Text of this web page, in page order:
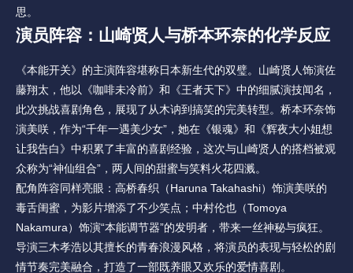
思。
演员阵容：山崎贤人与桥本环奈的化学反应
《本能开关》的主演阵容堪称日本新生代的双璧。山崎贤人饰演佐
藤翔太，他以《咖啡未冷前》和《王者天下》中的细腻演技闻名，
此次挑战喜剧角色，展现了从木讷到搞笑的完美转型。桥本环奈饰
演美咲，作为“千年一遇美少女”，她在《银魂》和《辉夜大小姐想
让我告白》中积累了丰富的喜剧经验，这次与山崎贤人的搭档被观
众称为“神仙组合”，两人间的甜蜜与笑料火花四溅。
配角阵容同样亮眼：高桥春织（Haruna Takahashi）饰演美咲的
毒舌闺蜜，为影片增添了不少笑点；中村伦也（Tomoya
Nakamura）饰演“本能调节器”的发明者，带来一丝神秘与疯狂。
导演三木孝浩以其擅长的青春浪漫风格，将演员的表现与轻松的剧
情节奏完美融合，打造了一部既养眼又欢乐的爱情喜剧。